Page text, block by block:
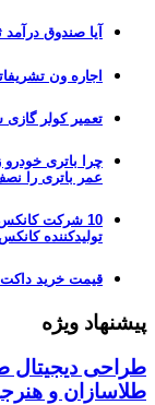
آیا صندوق
اجاره ون
تعمیر کولر
عمر باتری را
10 شرکت
تولیدکننده کانکس در
قیمت خرید داکت
پیشنهاد ویژه
طراحی دیجیتال
طلاسازان و